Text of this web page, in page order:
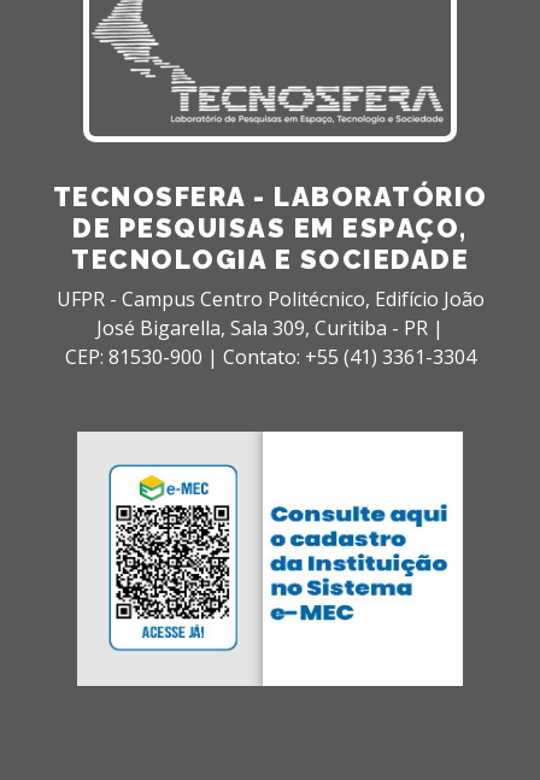
TECNOSFERA - LABORATÓRIO
DE PESQUISAS EM ESPAÇO,
TECNOLOGIA E SOCIEDADE
UFPR - Campus Centro Politécnico, Edifício João
José Bigarella, Sala 309, Curitiba - PR |
CEP: 81530-900 | Contato: +55 (41) 3361-3304